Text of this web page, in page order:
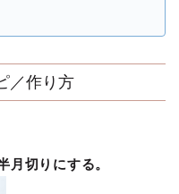
／作り方
月切りにする。